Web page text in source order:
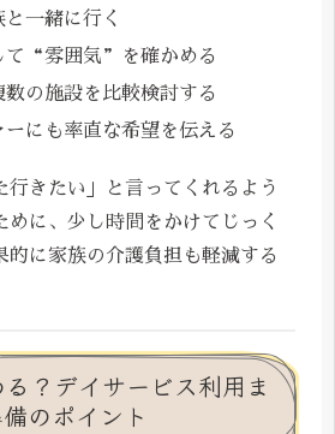
一緒に行く
て“雰囲気”を確かめる
数の施設を比較検討する
ーにも率直な希望を伝える
行きたい」と言ってくれるよう
めに、少し時間をかけてじっく
的に家族の介護負担も軽減する
？デイサービス利用ま
のポイント